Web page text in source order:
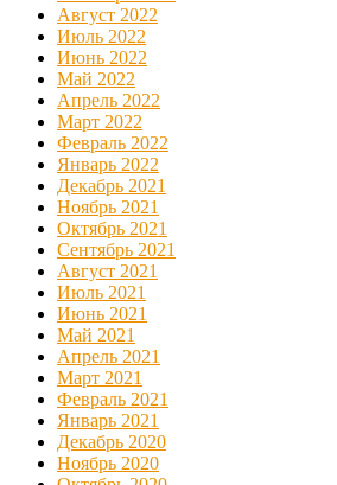
Август 2022
Июль 2022
Июнь 2022
Май 2022
Апрель 2022
Март 2022
Февраль 2022
Январь 2022
Декабрь 2021
Ноябрь 2021
Октябрь 2021
Сентябрь 2021
Август 2021
Июль 2021
Июнь 2021
Май 2021
Апрель 2021
Март 2021
Февраль 2021
Январь 2021
Декабрь 2020
Ноябрь 2020